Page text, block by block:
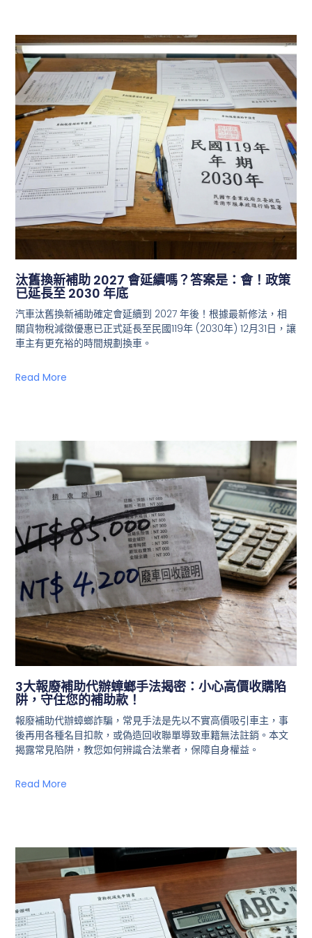
汰舊換新補助 2027 會延續嗎？答案是：會！政策
已延長至 2030 年底
汽車汰舊換新補助確定會延續到 2027 年後！根據最新修法，相
關貨物稅減徵優惠已正式延長至民國119年 (2030年) 12月31日，讓
車主有更充裕的時間規劃換車。
Read More
3大報廢補助代辦蟑螂手法揭密：小心高價收購陷
阱，守住您的補助款！
報廢補助代辦蟑螂詐騙，常見手法是先以不實高價吸引車主，事
後再用各種名目扣款，或偽造回收聯單導致車籍無法註銷。本文
揭露常見陷阱，教您如何辨識合法業者，保障自身權益。
Read More